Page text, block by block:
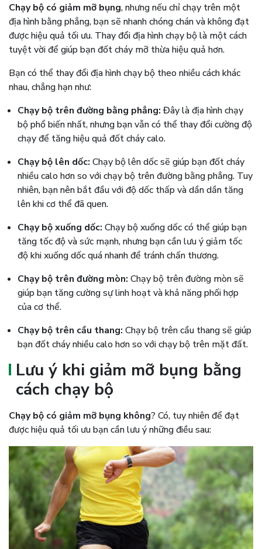
Chạy bộ có giảm mỡ bụng, nhưng nếu chỉ chạy trên một
địa hình bằng phẳng, bạn sẽ nhanh chóng chán và không đạt
được hiệu quả tối ưu. Thay đổi địa hình chạy bộ là một cách
tuyệt vời để giúp bạn đốt cháy mỡ thừa hiệu quả hơn.
Bạn có thể thay đổi địa hình chạy bộ theo nhiều cách khác
nhau, chẳng hạn như:
Chạy bộ trên đường bằng phẳng: Đây là địa hình chạy
bộ phổ biến nhất, nhưng bạn vẫn có thể thay đổi cường độ
chạy để tăng hiệu quả đốt cháy calo.
Chạy bộ lên dốc: Chạy bộ lên dốc sẽ giúp bạn đốt cháy
nhiều calo hơn so với chạy bộ trên đường bằng phẳng. Tuy
nhiên, bạn nên bắt đầu với độ dốc thấp và dần dần tăng
lên khi cơ thể đã quen.
Chạy bộ xuống dốc: Chạy bộ xuống dốc có thể giúp bạn
tăng tốc độ và sức mạnh, nhưng bạn cần lưu ý giảm tốc
độ khi xuống dốc quá nhanh để tránh chấn thương.
Chạy bộ trên đường mòn: Chạy bộ trên đường mòn sẽ
giúp bạn tăng cường sự linh hoạt và khả năng phối hợp
của cơ thể.
Chạy bộ trên cầu thang: Chạy bộ trên cầu thang sẽ giúp
bạn đốt cháy nhiều calo hơn so với chạy bộ trên mặt đất.
Lưu ý khi giảm mỡ bụng bằng
cách chạy bộ
Chạy bộ có giảm mỡ bụng không? Có, tuy nhiên để đạt
được hiệu quả tối ưu bạn cần lưu ý những điều sau: